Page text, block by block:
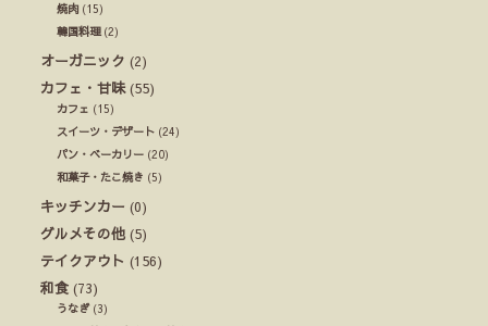
焼肉 (15)
韓国料理(2)
オーガニック (2)
カフェ・甘味(55)
カフェ (15)
スイーツ・デザート (24)
パン・ベーカリー (20)
和菓子・たこ焼き (5)
キッチンカー (0)
グルメその他 (5)
テイクアウト (156)
和食 (73)
うなぎ(3)